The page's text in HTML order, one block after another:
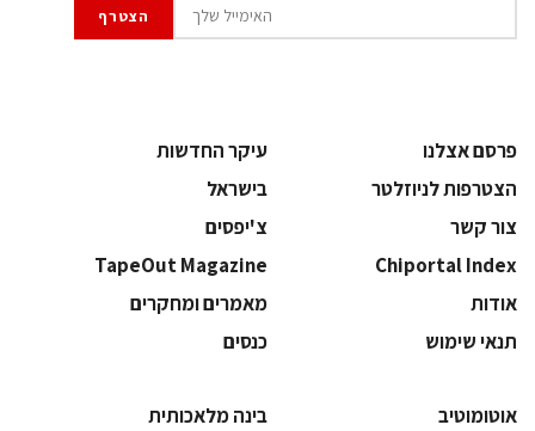
פרסם אצלנו
עיקר החדשות
הצטרפות לניוזלטר
בישראל
צור קשר
צ'יפסים
Chiportal Index
TapeOut Magazine
אודות
מאמרים ומחקרים
תנאי שימוש
כנסים
אוטומוטיב
בינה מלאכותית